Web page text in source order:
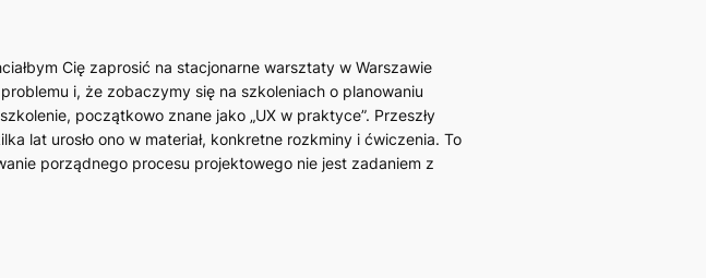
Cię zaprosić na stacjonarne warsztaty w Warszawie
i, że zobaczymy się na szkoleniach o planowaniu
początkowo znane jako „UX w praktyce”. Przeszły
lat urosło ono w materiał, konkretne rozkminy i ćwiczenia. To
porządnego procesu projektowego nie jest zadaniem z